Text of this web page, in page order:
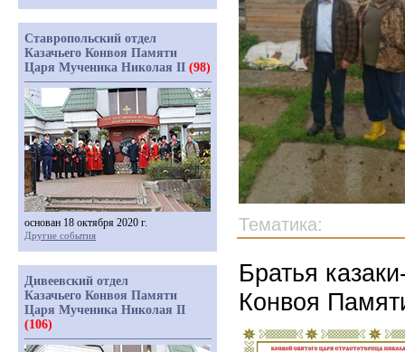
Тематика:
Братья
Конвоя
Ставропольский отдел
Казачьего Конвоя Памяти
Царя Мученика Николая II (98)
основан 18 октября 2020 г.
Другие события
Дивеевский отдел
Казачьего Конвоя Памяти
Царя Мученика Николая II
(106)